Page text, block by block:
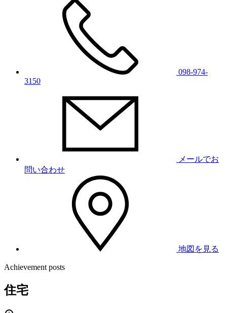
098-974-
3150
メールでお
問い合わせ
地図を見る
Achievement posts
住宅